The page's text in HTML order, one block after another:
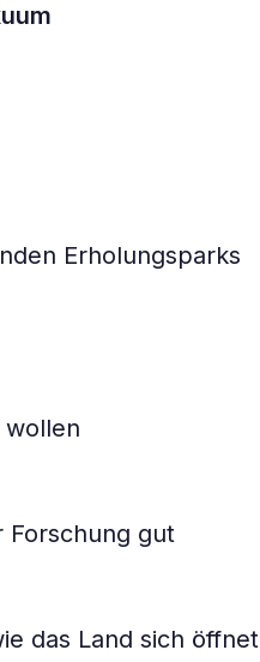
Erholungsparks
Forschung gut
das Land sich öffnet